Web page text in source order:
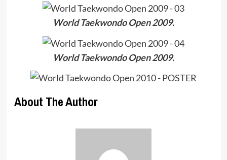
World Taekwondo Open 2009.
World Taekwondo Open 2009.
About The Author